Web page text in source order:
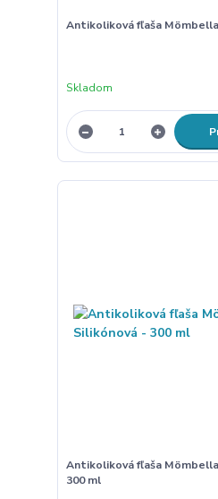
Antikoliková fľaša
Skladom
Antikoliková fľaša
300 ml